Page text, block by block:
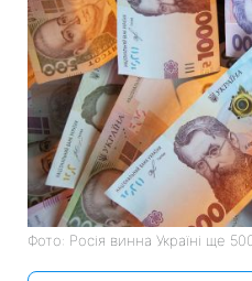
Фото: Росія винна Україні ще